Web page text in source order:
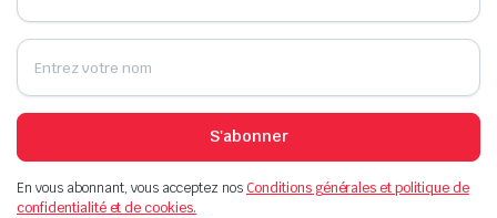
S'abonner
En vous abonnant, vous acceptez nosConditions générales et politique de
confidentialité et de cookies.